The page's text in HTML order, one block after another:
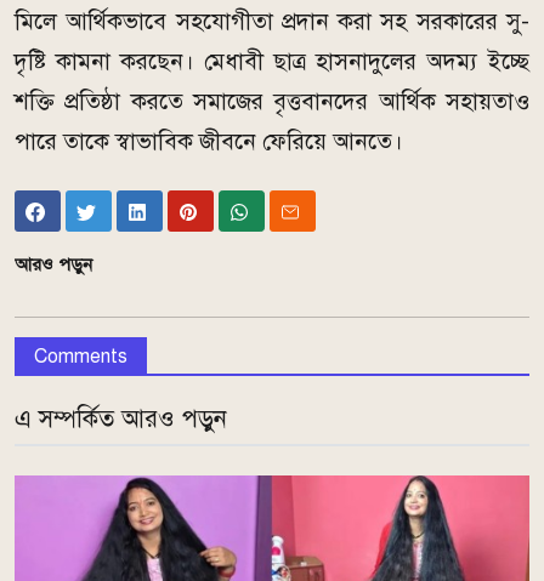
মিলে আর্থিকভাবে সহযোগীতা প্রদান করা সহ সরকারের সু-
দৃষ্টি কামনা করছেন। মেধাবী ছাত্র হাসনাদুলের অদম্য ইচ্ছে
শক্তি প্রতিষ্ঠা করতে সমাজের বৃত্তবানদের আর্থিক সহায়তাও
পারে তাকে স্বাভাবিক জীবনে ফেরিয়ে আনতে।
আরও পড়ুন
Comments
এ সম্পর্কিত আরও পড়ুন